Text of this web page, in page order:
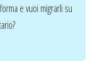
e vuoi migrarli su